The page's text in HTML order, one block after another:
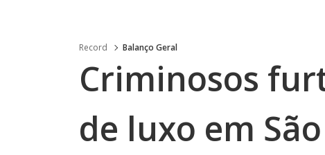
Record Balanço Geral
Criminosos
de luxo em